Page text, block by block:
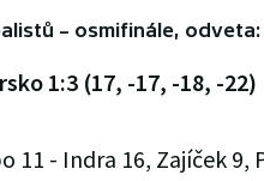
–⁠ osmifinále, odveta:
1:3 (17, -17, -18, -22)
11 - Indra 16, Zajíček 9,